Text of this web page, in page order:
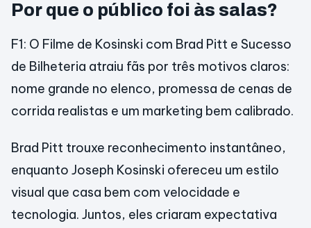
Por que o público foi às salas?
F1: O Filme de Kosinski com Brad Pitt e Sucesso
de Bilheteria atraiu fãs por três motivos claros:
nome grande no elenco, promessa de cenas de
corrida realistas e um marketing bem calibrado.
Brad Pitt trouxe reconhecimento instantâneo,
enquanto Joseph Kosinski ofereceu um estilo
visual que casa bem com velocidade e
tecnologia. Juntos, eles criaram expectativa